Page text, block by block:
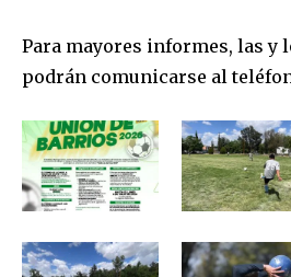
SUSCRIBIR
Acepto laPolítica de Privacidad.
Para mayores informes, las y
podrán comunicarse al